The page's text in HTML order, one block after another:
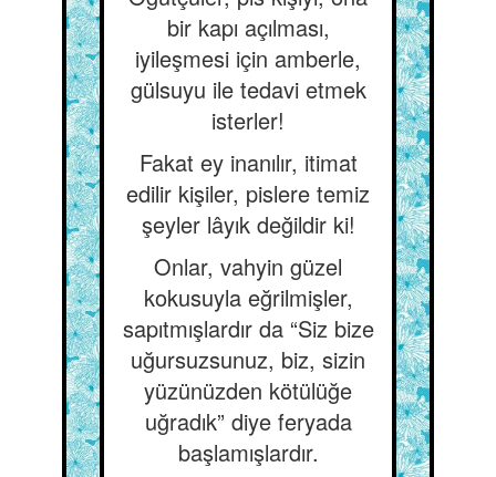
bir kapı açılması,
iyileşmesi için amberle,
gülsuyu ile tedavi etmek
isterler!
Fakat ey inanılır, itimat
edilir kişiler, pislere temiz
şeyler lâyık değildir ki!
Onlar, vahyin güzel
kokusuyla eğrilmişler,
sapıtmışlardır da “Siz bize
uğursuzsunuz, biz, sizin
yüzünüzden kötülüğe
uğradık” diye feryada
başlamışlardır.